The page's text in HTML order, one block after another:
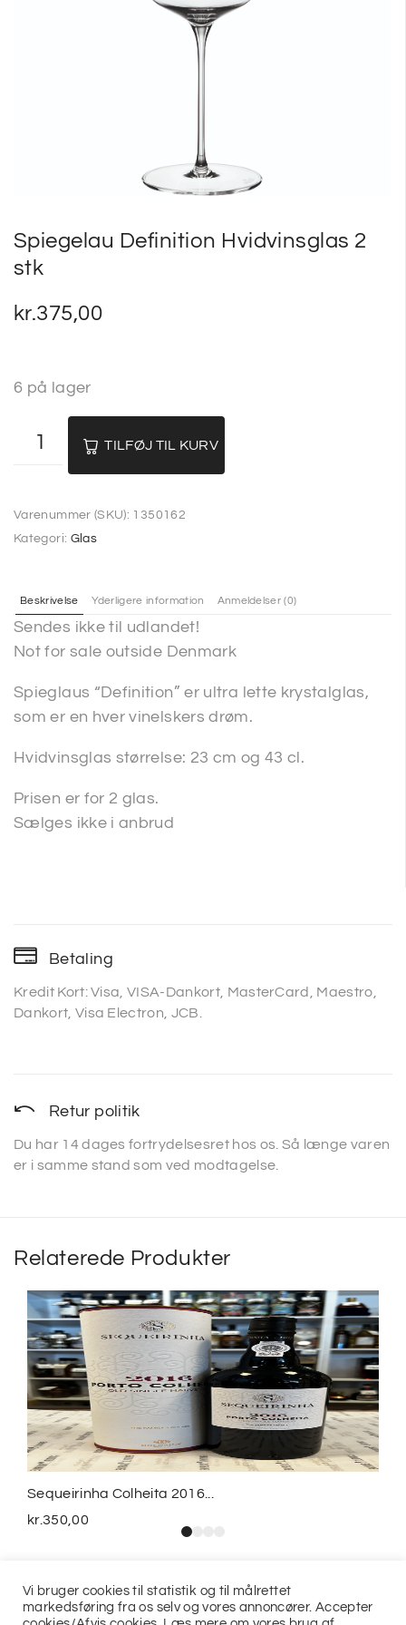
Spiegelau Definition Hvidvinsglas 2
stk
kr.375,00
6 på lager
TILFØJ TIL KURV
Varenummer (SKU): 1350162
Kategori: Glas
Beskrivelse Yderligere information Anmeldelser (0)
Sendes ikke til udlandet!
Not for sale outside Denmark
Spieglaus “Definition” er ultra lette krystalglas,
som er en hver vinelskers drøm.
Hvidvinsglas størrelse: 23 cm og 43 cl.
Prisen er for 2 glas.
Sælges ikke i anbrud
Betaling
Kredit Kort: Visa, VISA-Dankort, MasterCard, Maestro,
Dankort, Visa Electron, JCB.
Retur politik
Du har 14 dages fortrydelsesret hos os. Så længe varen
er i samme stand som ved modtagelse.
Relaterede Produkter
Sequeirinha Colheita 2016...
kr.350,00
Vi bruger cookies til statistik og til målrettet
markedsføring fra os selv og vores annoncører. Accepter